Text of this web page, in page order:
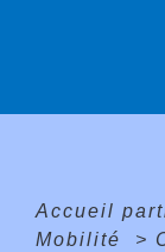
Accueil
Mobilité
>